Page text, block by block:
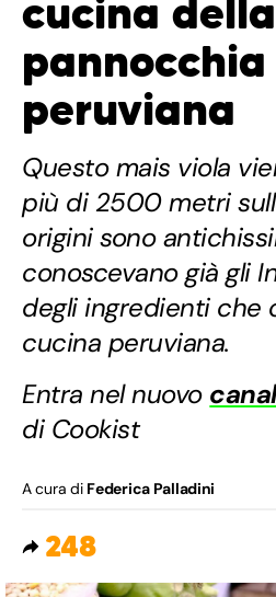
cucina della
peruviana
Questo mais viola
più di 2500 metri
origini sono
conoscevano già gli
degli ingredienti che
cucina peruviana.
Entra nel nuovo
di Cookist
A cura di Federica Palladini
248